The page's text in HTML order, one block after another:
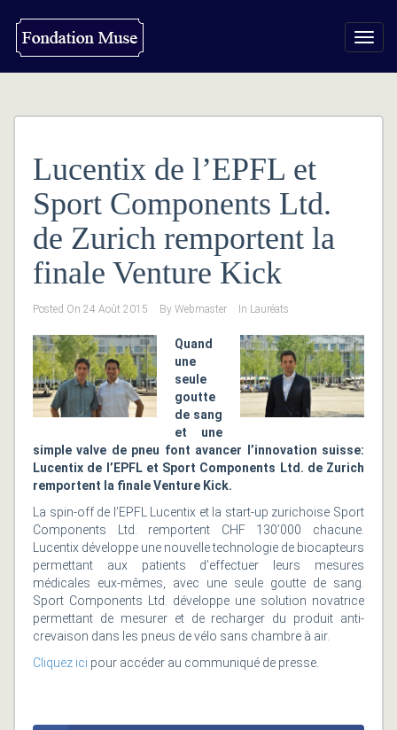
Lucentix de l’EPFL et
Sport Components Ltd.
de Zurich remportent la
finale Venture Kick
Posted On 24 Août 2015 By Webmaster In Lauréats
Quand
une
seule
goutte
de sang
et une
simple valve de pneu font avancer l’innovation suisse:
Lucentix de l’EPFL et Sport Components Ltd. de Zurich
remportent la finale Venture Kick.
La spin-off de l’EPFL Lucentix et la start-up zurichoise Sport
Components Ltd. remportent CHF 130’000 chacune.
Lucentix développe une nouvelle technologie de biocapteurs
permettant aux patients d’effectuer leurs mesures
médicales eux-mêmes, avec une seule goutte de sang.
Sport Components Ltd. développe une solution novatrice
permettant de mesurer et de recharger du produit anti-
crevaison dans les pneus de vélo sans chambre à air.
Cliquez ici pour accéder au communiqué de presse.